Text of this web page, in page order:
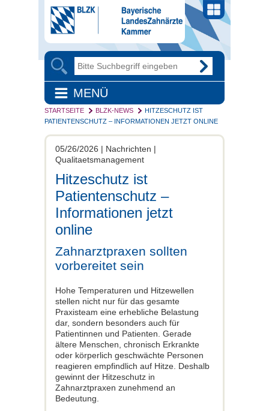
MENÜ
STARTSEITE BLZK-NEWS
HITZESCHUTZ IST
PATIENTENSCHUTZ – INFORMATIONEN JETZT ONLINE
05/26/2026 | Nachrichten |
Qualitaetsmanagement
Hitzeschutz ist
Patientenschutz –
Informationen jetzt
online
Zahnarztpraxen sollten
vorbereitet sein
Hohe Temperaturen und Hitzewellen
stellen nicht nur für das gesamte
Praxisteam eine erhebliche Belastung
dar, sondern besonders auch für
Patientinnen und Patienten. Gerade
ältere Menschen, chronisch Erkrankte
oder körperlich geschwächte Personen
reagieren empfindlich auf Hitze. Deshalb
gewinnt der Hitzeschutz in
Zahnarztpraxen zunehmend an
Bedeutung.